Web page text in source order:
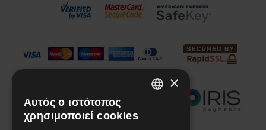
×
Αυτός ο ιστότοπος
χρησιμοποιεί cookies